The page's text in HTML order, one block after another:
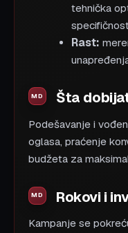
tehnička
Rast:
Šta
Podešavanje i
oglasa, praćenje
budžeta za
Rokovi i
Kampanje se